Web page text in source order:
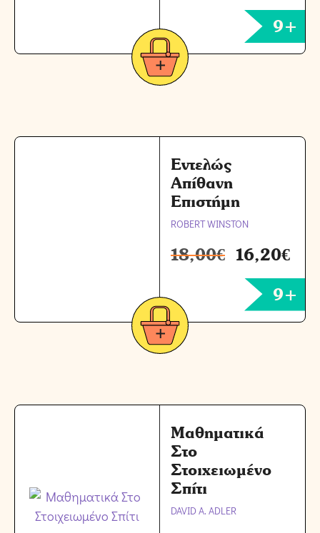
9+
Εντελώς
Απίθανη
Επιστήμη
ROBERT WINSTON
18,00€ 16,20€
9+
Μαθηματικά
Στο
Στοιχειωμένο
Σπίτι
DAVID A. ADLER